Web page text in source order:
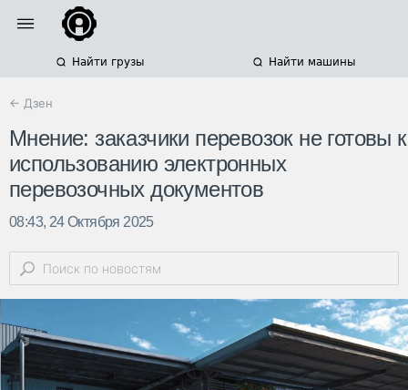
Найти грузы Найти машины
← Дзен
Мнение: заказчики перевозок не готовы к
использованию электронных
перевозочных документов
08:43, 24 Октября 2025